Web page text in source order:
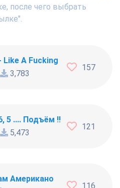
после чего выбрать
A Fucking Newbie
3,783
157
5 .... Подъём !!!
5,473
121
Американо
116